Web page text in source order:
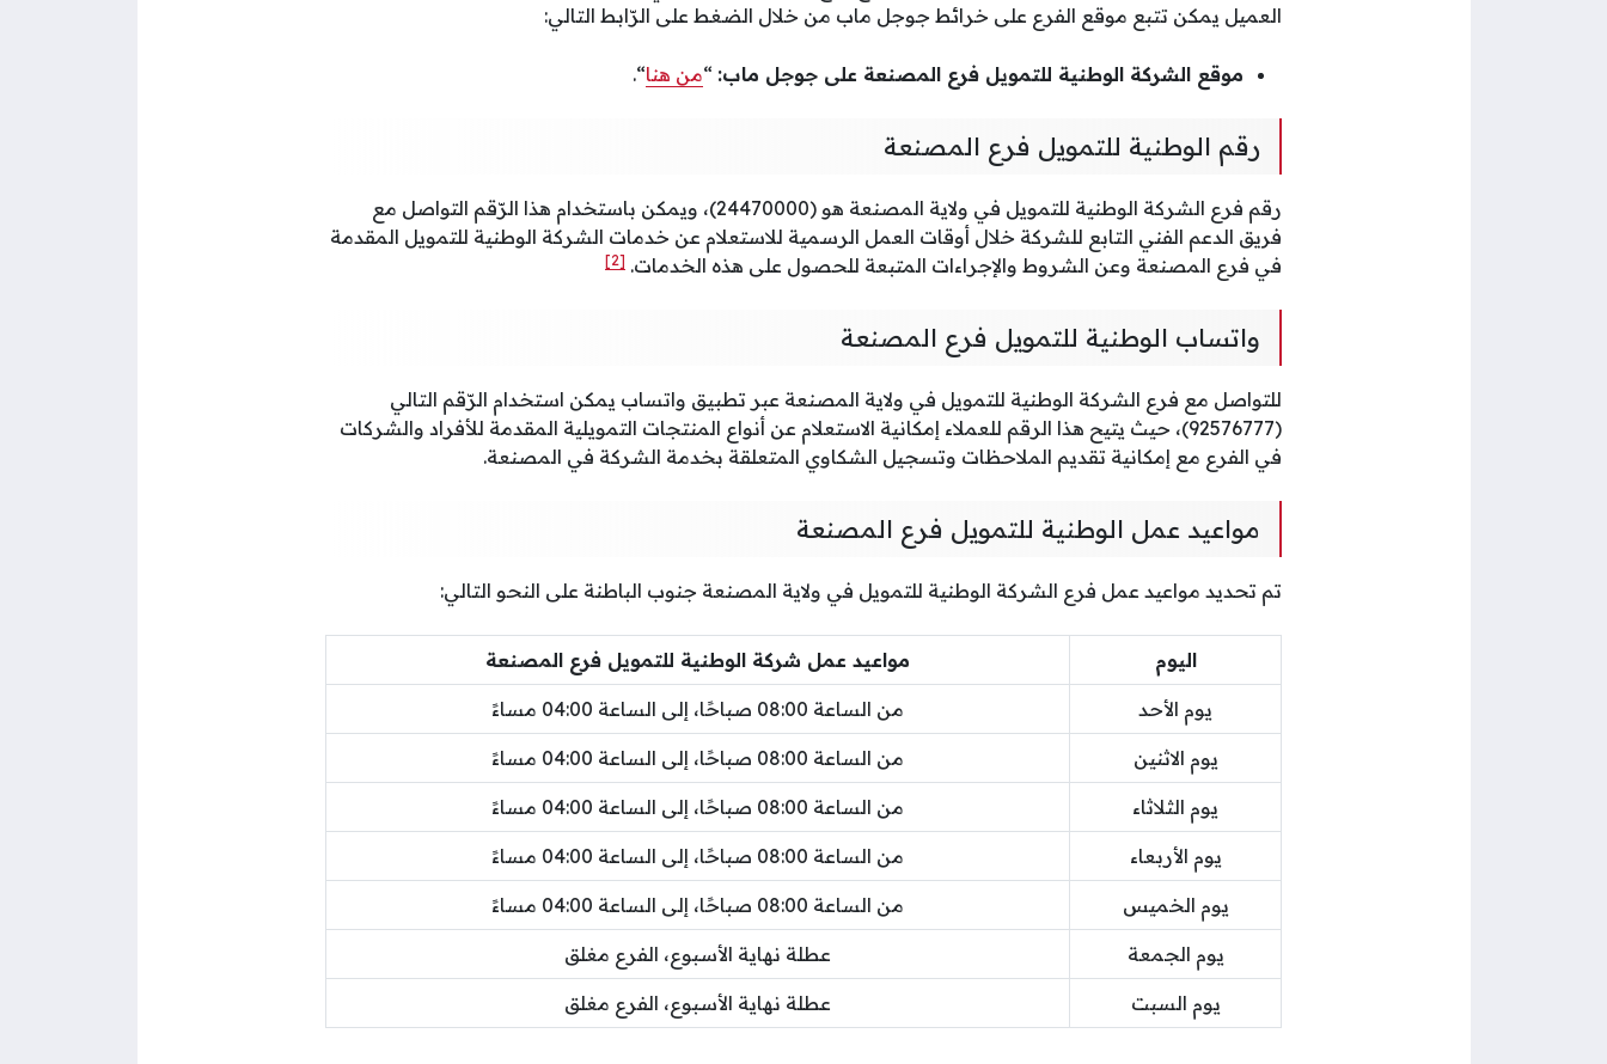
العميل يمكن تتبع موقع الفرع على خرائط جوجل ماب من خلال الضغط على الرّابط التالي:
موقع الشركة الوطنية للتمويل فرع المصنعة على جوجل ماب: “من هنا“.
رقم الوطنية للتمويل فرع المصنعة
رقم فرع الشركة الوطنية للتمويل في ولاية المصنعة هو (24470000)، ويمكن باستخدام هذا الرّقم التواصل مع
فريق الدعم الفني التابع للشركة خلال أوقات العمل الرسمية للاستعلام عن خدمات الشركة الوطنية للتمويل المقدمة
في فرع المصنعة وعن الشروط والإجراءات المتبعة للحصول على هذه الخدمات. [2]
واتساب الوطنية للتمويل فرع المصنعة
للتواصل مع فرع الشركة الوطنية للتمويل في ولاية المصنعة عبر تطبيق واتساب يمكن استخدام الرّقم التالي
(92576777)، حيث يتيح هذا الرقم للعملاء إمكانية الاستعلام عن أنواع المنتجات التمويلية المقدمة للأفراد والشركات
في الفرع مع إمكانية تقديم الملاحظات وتسجيل الشكاوي المتعلقة بخدمة الشركة في المصنعة.
مواعيد عمل الوطنية للتمويل فرع المصنعة
تم تحديد مواعيد عمل فرع الشركة الوطنية للتمويل في ولاية المصنعة جنوب الباطنة على النحو التالي:
اليوم مواعيد عمل شركة الوطنية للتمويل فرع المصنعة
يوم الأحد من الساعة 08:00 صباحًا، إلى الساعة 04:00 مساءً
يوم الاثنين من الساعة 08:00 صباحًا، إلى الساعة 04:00 مساءً
يوم الثلاثاء من الساعة 08:00 صباحًا، إلى الساعة 04:00 مساءً
يوم الأربعاء من الساعة 08:00 صباحًا، إلى الساعة 04:00 مساءً
يوم الخميس من الساعة 08:00 صباحًا، إلى الساعة 04:00 مساءً
يوم الجمعة عطلة نهاية الأسبوع، الفرع مغلق
يوم السبت عطلة نهاية الأسبوع، الفرع مغلق